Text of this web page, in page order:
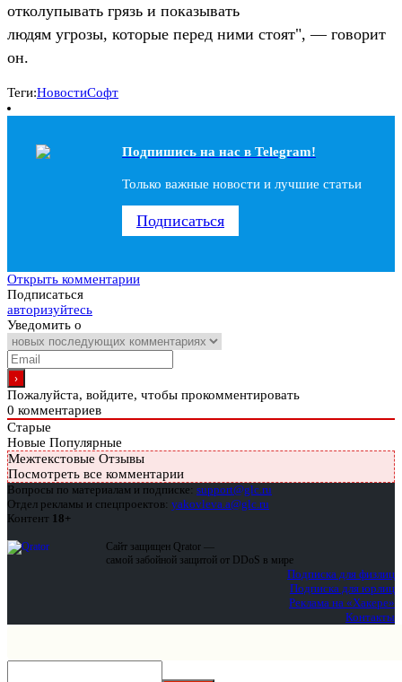
отколупывать грязь и показывать
людям угрозы, которые перед ними стоят", — говорит
он.
Теги:НовостиСофт
Подпишись на наc в Telegram!
Только важные новости и лучшие статьи
Подписаться
Открыть комментарии
Подписаться
авторизуйтесь
Уведомить о
Пожалуйста, войдите, чтобы прокомментировать
0 комментариев
Старые
Новые Популярные
Межтекстовые Отзывы
Посмотреть все комментарии
Вопросы по материалам и подписке: support@glc.ru
Отдел рекламы и спецпроектов: yakovleva.a@glc.ru
Контент 18+
Сайт защищен Qrator —
самой забойной защитой от DDoS в мире
Подписка для физлиц
Подписка для юрлиц
Реклама на «Хакере»
Контакты